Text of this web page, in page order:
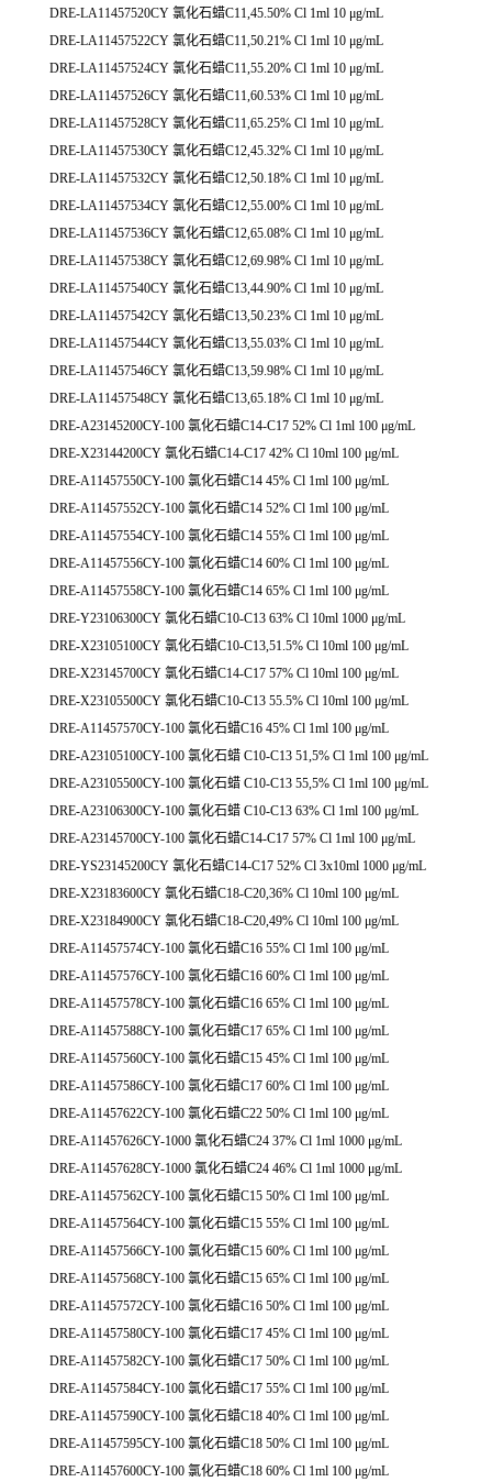
DRE-LA11457520CY 氯化石蜡C11,45.50% Cl 1ml 10 μg/mL
DRE-LA11457522CY 氯化石蜡C11,50.21% Cl 1ml 10 μg/mL
DRE-LA11457524CY 氯化石蜡C11,55.20% Cl 1ml 10 μg/mL
DRE-LA11457526CY 氯化石蜡C11,60.53% Cl 1ml 10 μg/mL
DRE-LA11457528CY 氯化石蜡C11,65.25% Cl 1ml 10 μg/mL
DRE-LA11457530CY 氯化石蜡C12,45.32% Cl 1ml 10 μg/mL
DRE-LA11457532CY 氯化石蜡C12,50.18% Cl 1ml 10 μg/mL
DRE-LA11457534CY 氯化石蜡C12,55.00% Cl 1ml 10 μg/mL
DRE-LA11457536CY 氯化石蜡C12,65.08% Cl 1ml 10 μg/mL
DRE-LA11457538CY 氯化石蜡C12,69.98% Cl 1ml 10 μg/mL
DRE-LA11457540CY 氯化石蜡C13,44.90% Cl 1ml 10 μg/mL
DRE-LA11457542CY 氯化石蜡C13,50.23% Cl 1ml 10 μg/mL
DRE-LA11457544CY 氯化石蜡C13,55.03% Cl 1ml 10 μg/mL
DRE-LA11457546CY 氯化石蜡C13,59.98% Cl 1ml 10 μg/mL
DRE-LA11457548CY 氯化石蜡C13,65.18% Cl 1ml 10 μg/mL
DRE-A23145200CY-100 氯化石蜡C14-C17 52% Cl 1ml 100 μg/mL
DRE-X23144200CY 氯化石蜡C14-C17 42% Cl 10ml 100 μg/mL
DRE-A11457550CY-100 氯化石蜡C14 45% Cl 1ml 100 μg/mL
DRE-A11457552CY-100 氯化石蜡C14 52% Cl 1ml 100 μg/mL
DRE-A11457554CY-100 氯化石蜡C14 55% Cl 1ml 100 μg/mL
DRE-A11457556CY-100 氯化石蜡C14 60% Cl 1ml 100 μg/mL
DRE-A11457558CY-100 氯化石蜡C14 65% Cl 1ml 100 μg/mL
DRE-Y23106300CY 氯化石蜡C10-C13 63% Cl 10ml 1000 μg/mL
DRE-X23105100CY 氯化石蜡C10-C13,51.5% Cl 10ml 100 μg/mL
DRE-X23145700CY 氯化石蜡C14-C17 57% Cl 10ml 100 μg/mL
DRE-X23105500CY 氯化石蜡C10-C13 55.5% Cl 10ml 100 μg/mL
DRE-A11457570CY-100 氯化石蜡C16 45% Cl 1ml 100 μg/mL
DRE-A23105100CY-100 氯化石蜡 C10-C13 51,5% Cl 1ml 100 μg/mL
DRE-A23105500CY-100 氯化石蜡 C10-C13 55,5% Cl 1ml 100 μg/mL
DRE-A23106300CY-100 氯化石蜡 C10-C13 63% Cl 1ml 100 μg/mL
DRE-A23145700CY-100 氯化石蜡C14-C17 57% Cl 1ml 100 μg/mL
DRE-YS23145200CY 氯化石蜡C14-C17 52% Cl 3x10ml 1000 μg/mL
DRE-X23183600CY 氯化石蜡C18-C20,36% Cl 10ml 100 μg/mL
DRE-X23184900CY 氯化石蜡C18-C20,49% Cl 10ml 100 μg/mL
DRE-A11457574CY-100 氯化石蜡C16 55% Cl 1ml 100 μg/mL
DRE-A11457576CY-100 氯化石蜡C16 60% Cl 1ml 100 μg/mL
DRE-A11457578CY-100 氯化石蜡C16 65% Cl 1ml 100 μg/mL
DRE-A11457588CY-100 氯化石蜡C17 65% Cl 1ml 100 μg/mL
DRE-A11457560CY-100 氯化石蜡C15 45% Cl 1ml 100 μg/mL
DRE-A11457586CY-100 氯化石蜡C17 60% Cl 1ml 100 μg/mL
DRE-A11457622CY-100 氯化石蜡C22 50% Cl 1ml 100 μg/mL
DRE-A11457626CY-1000 氯化石蜡C24 37% Cl 1ml 1000 μg/mL
DRE-A11457628CY-1000 氯化石蜡C24 46% Cl 1ml 1000 μg/mL
DRE-A11457562CY-100 氯化石蜡C15 50% Cl 1ml 100 μg/mL
DRE-A11457564CY-100 氯化石蜡C15 55% Cl 1ml 100 μg/mL
DRE-A11457566CY-100 氯化石蜡C15 60% Cl 1ml 100 μg/mL
DRE-A11457568CY-100 氯化石蜡C15 65% Cl 1ml 100 μg/mL
DRE-A11457572CY-100 氯化石蜡C16 50% Cl 1ml 100 μg/mL
DRE-A11457580CY-100 氯化石蜡C17 45% Cl 1ml 100 μg/mL
DRE-A11457582CY-100 氯化石蜡C17 50% Cl 1ml 100 μg/mL
DRE-A11457584CY-100 氯化石蜡C17 55% Cl 1ml 100 μg/mL
DRE-A11457590CY-100 氯化石蜡C18 40% Cl 1ml 100 μg/mL
DRE-A11457595CY-100 氯化石蜡C18 50% Cl 1ml 100 μg/mL
DRE-A11457600CY-100 氯化石蜡C18 60% Cl 1ml 100 μg/mL